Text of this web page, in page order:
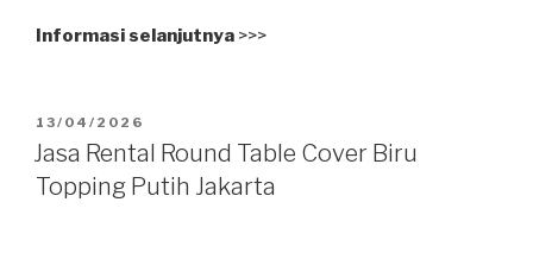
Informasi selanjutnya >>>
DIPOSKAN
PADA
13/04/2026
Jasa Rental Round Table Cover Biru
Topping Putih Jakarta